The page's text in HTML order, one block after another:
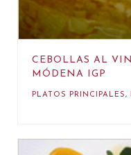
CEBOLLAS AL
MÓDENA IGP
PLATOS PRINCIPALES,